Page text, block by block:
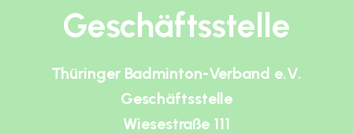
Geschäftsstelle
Thüringer Badminton-Verband e.V.
Geschäftsstelle
Wiesestraße 111